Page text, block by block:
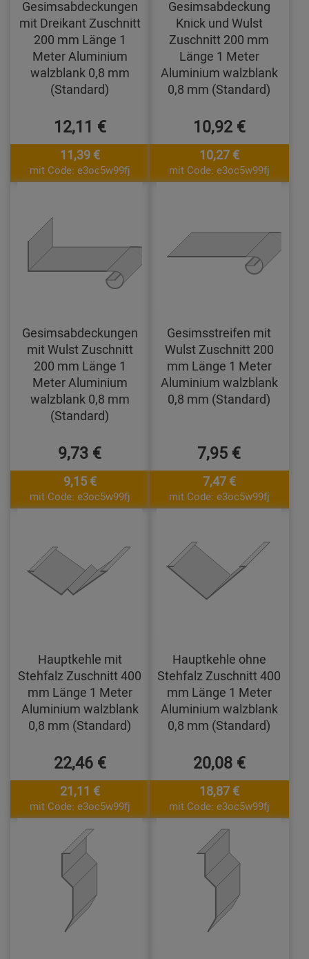
Gesimsabdeckungen
mit Dreikant Zuschnitt
200 mm Länge 1
Meter Aluminium
walzblank 0,8 mm
(Standard)
12,11 €
11,39 €
mit Code: e3oc5w99fj
Gesimsabdeckung
Knick und Wulst
Zuschnitt 200 mm
Länge 1 Meter
Aluminium walzblank
0,8 mm (Standard)
10,92 €
10,27 €
mit Code: e3oc5w99fj
Gesimsabdeckungen
mit Wulst Zuschnitt
200 mm Länge 1
Meter Aluminium
walzblank 0,8 mm
(Standard)
9,73 €
9,15 €
mit Code: e3oc5w99fj
Gesimsstreifen mit
Wulst Zuschnitt 200
mm Länge 1 Meter
Aluminium walzblank
0,8 mm (Standard)
7,95 €
7,47 €
mit Code: e3oc5w99fj
Hauptkehle mit
Stehfalz Zuschnitt 400
mm Länge 1 Meter
Aluminium walzblank
0,8 mm (Standard)
22,46 €
21,11 €
mit Code: e3oc5w99fj
Hauptkehle ohne
Stehfalz Zuschnitt 400
mm Länge 1 Meter
Aluminium walzblank
0,8 mm (Standard)
20,08 €
18,87 €
mit Code: e3oc5w99fj